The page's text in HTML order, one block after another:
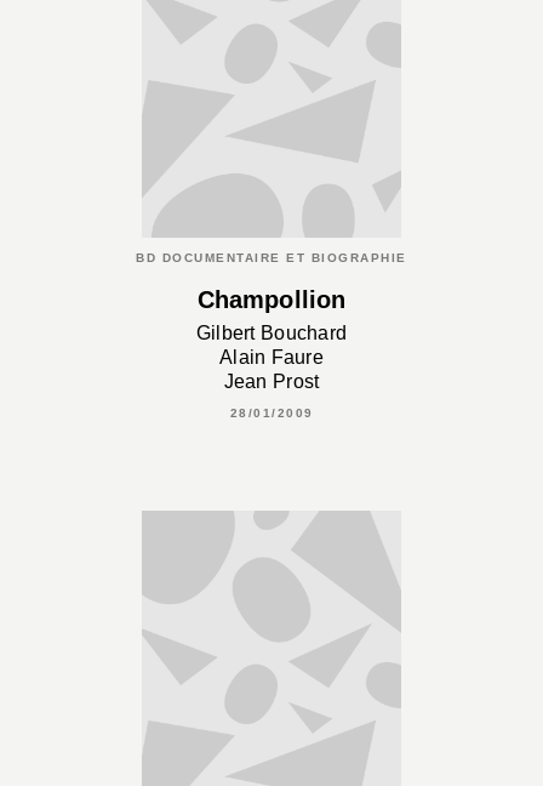
BD DOCUMENTAIRE ET BIOGRAPHIE
Champollion
Gilbert Bouchard
Alain Faure
Jean Prost
28/01/2009